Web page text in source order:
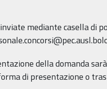
mediante casella di
della domanda
di presentazione o